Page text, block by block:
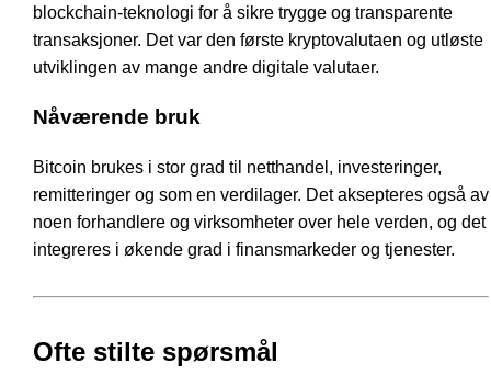
blockchain-teknologi for å sikre trygge og transparente
transaksjoner. Det var den første kryptovalutaen og utløste
utviklingen av mange andre digitale valutaer.
Nåværende bruk
Bitcoin brukes i stor grad til netthandel, investeringer,
remitteringer og som en verdilager. Det aksepteres også av
noen forhandlere og virksomheter over hele verden, og det
integreres i økende grad i finansmarkeder og tjenester.
Ofte stilte spørsmål